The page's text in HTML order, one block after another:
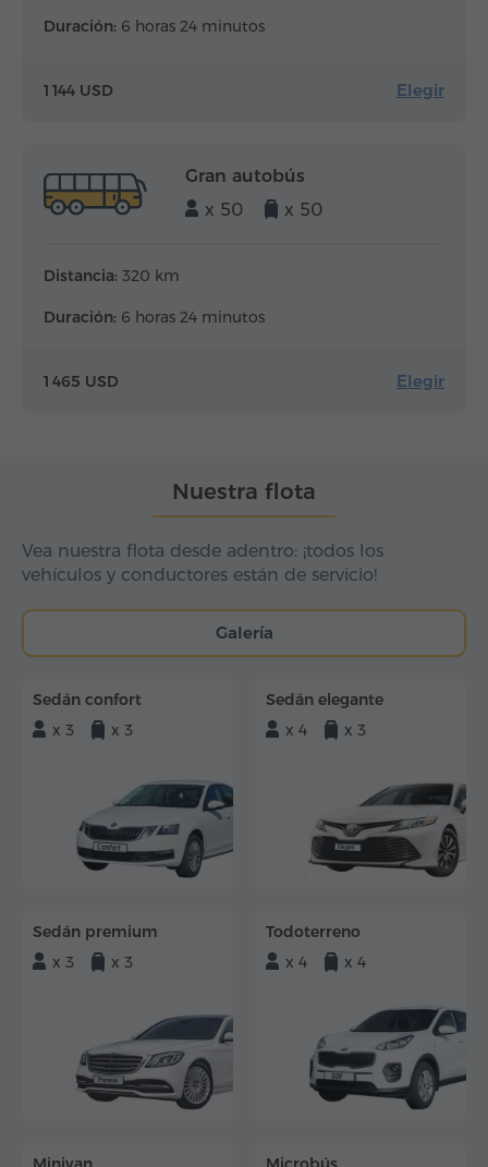
Duración: 6 horas 24 minutos
1 144 USD Elegir
Gran autobús
x 50
x 50
Distancia: 320 km
Duración: 6 horas 24 minutos
1 465 USD Elegir
Nuestra flota
Vea nuestra flota desde adentro: ¡todos los
vehículos y conductores están de servicio!
Galería
Sedán confort
x 3
x 3
Sedán elegante
x 4
x 3
Sedán premium
x 3
x 3
Todoterreno
x 4
x 4